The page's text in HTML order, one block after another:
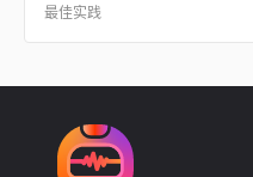
最佳实践